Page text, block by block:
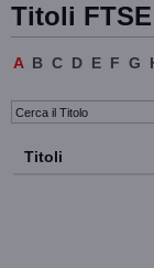
Titoli
A B C D E F G
Titoli